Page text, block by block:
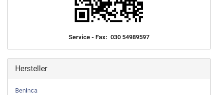
Service - Fax: 030 54989597
Hersteller
Beninca